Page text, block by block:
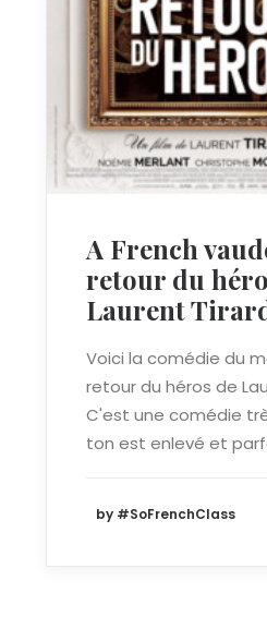
A French
retour du
Laurent
Voici la comédie du
retour du héros de
C'est une comédie
ton est enlevé et
by #SoFrenchClass